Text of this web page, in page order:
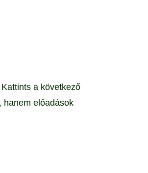
a következő
hanem előadások